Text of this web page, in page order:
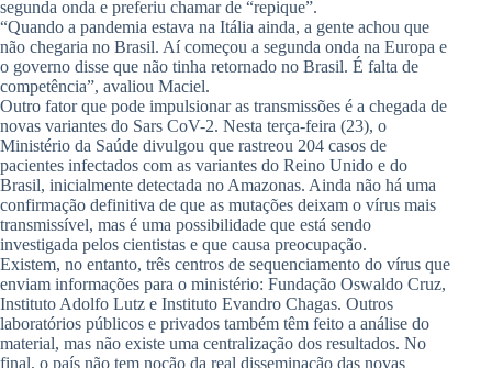
segunda onda e preferiu chamar de “repique”.
“Quando a pandemia estava na Itália ainda, a gente achou que
não chegaria no Brasil. Aí começou a segunda onda na Europa e
o governo disse que não tinha retornado no Brasil. É falta de
competência”, avaliou Maciel.
Outro fator que pode impulsionar as transmissões é a chegada de
novas variantes do Sars CoV-2. Nesta terça-feira (23), o
Ministério da Saúde divulgou que rastreou 204 casos de
pacientes infectados com as variantes do Reino Unido e do
Brasil, inicialmente detectada no Amazonas. Ainda não há uma
confirmação definitiva de que as mutações deixam o vírus mais
transmissível, mas é uma possibilidade que está sendo
investigada pelos cientistas e que causa preocupação.
Existem, no entanto, três centros de sequenciamento do vírus que
enviam informações para o ministério: Fundação Oswaldo Cruz,
Instituto Adolfo Lutz e Instituto Evandro Chagas. Outros
laboratórios públicos e privados também têm feito a análise do
material, mas não existe uma centralização dos resultados. No
final, o país não tem noção da real disseminação das novas